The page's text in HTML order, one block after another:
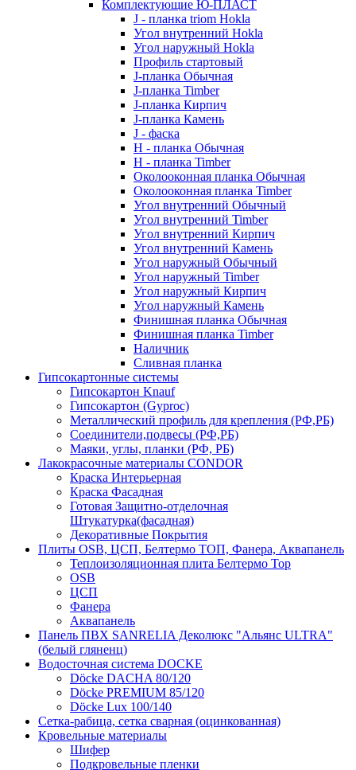
Комплектующие Ю-ПЛАСТ
J - планка triom Hokla
Угол внутренний Hokla
Угол наружный Hokla
Профиль стартовый
J-планка Обычная
J-планка Timber
J-планка Кирпич
J-планка Камень
J - фаска
Н - планка Обычная
Н - планка Timber
Околооконная планка Обычная
Околооконная планка Timber
Угол внутренний Обычный
Угол внутренний Timber
Угол внутренний Кирпич
Угол внутренний Камень
Угол наружный Обычный
Угол наружный Timber
Угол наружный Кирпич
Угол наружный Камень
Финишная планка Обычная
Финишная планка Timber
Наличник
Сливная планка
Гипсокартонные системы
Гипсокартон Knauf
Гипсокартон (Gyproc)
Металлический профиль для крепления (РФ,РБ)
Соединители,подвесы (РФ,РБ)
Маяки, углы, планки (РФ, РБ)
Лакокрасочные материалы CONDOR
Краска Интерьерная
Краска Фасадная
Готовая Защитно-отделочная
Штукатурка(фасадная)
Декоративные Покрытия
Плиты OSB, ЦСП, Белтермо ТОП, Фанера, Аквапанель
Теплоизоляционная плита Белтермо Top
OSB
ЦСП
Фанера
Аквапанель
Панель ПВХ SANRELIA Деколюкс "Альянс ULTRA"
(белый гляненц)
Водосточная система DOCKE
Döсkе DACHA 80/120
Döcke PREMIUM 85/120
Döсkе Luх 100/140
Сетка-рабица, сетка сварная (оцинкованная)
Кровельные материалы
Шифер
Подкровельные пленки